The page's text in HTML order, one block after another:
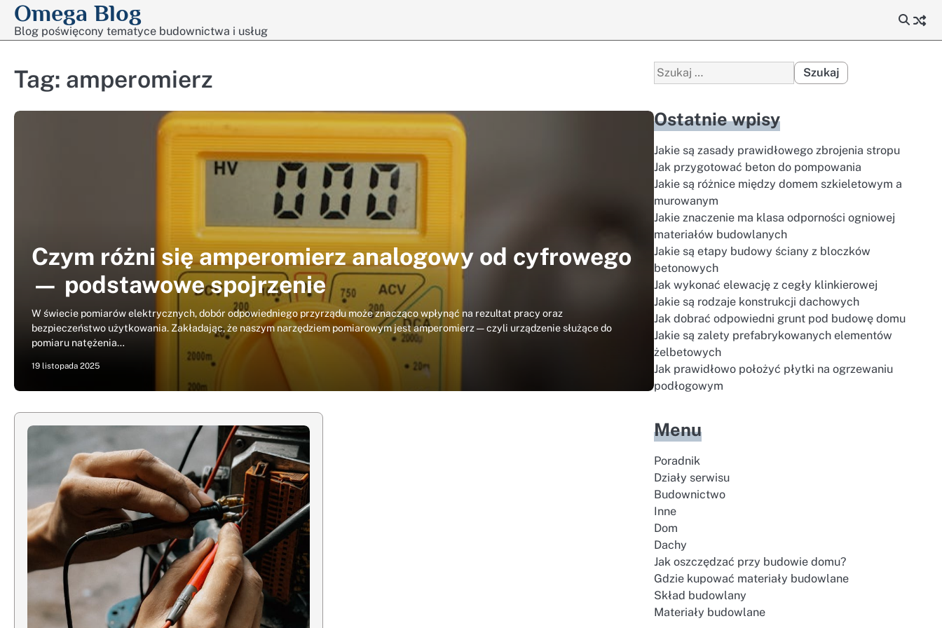
Skip
content
Omega Blog
Blog poświęcony tematyce budownictwa i usług
Tag: amperomierz
Czym różni się amperomierz analogowy od cyfrowego
— podstawowe spojrzenie
W świecie pomiarów elektrycznych, dobór odpowiedniego przyrządu może znacząco wpłynąć na rezultat pracy oraz
bezpieczeństwo użytkowania. Zakładając, że naszym narzędziem pomiarowym jest amperomierz — czyli urządzenie służące do
pomiaru natężenia…
19 listopada 2025
Szukaj:
Ostatnie wpisy
Jakie są zasady prawidłowego zbrojenia stropu
Jak przygotować beton do pompowania
Jakie są różnice między domem szkieletowym a
murowanym
Jakie znaczenie ma klasa odporności ogniowej
materiałów budowlanych
Jakie są etapy budowy ściany z bloczków
betonowych
Jak wykonać elewację z cegły klinkierowej
Jakie są rodzaje konstrukcji dachowych
Jak dobrać odpowiedni grunt pod budowę domu
Jakie są zalety prefabrykowanych elementów
żelbetowych
Jak prawidłowo położyć płytki na ogrzewaniu
podłogowym
Menu
Poradnik
Działy serwisu
Budownictwo
Inne
Dom
Dachy
Jak oszczędzać przy budowie domu?
Gdzie kupować materiały budowlane
Skład budowlany
Materiały budowlane